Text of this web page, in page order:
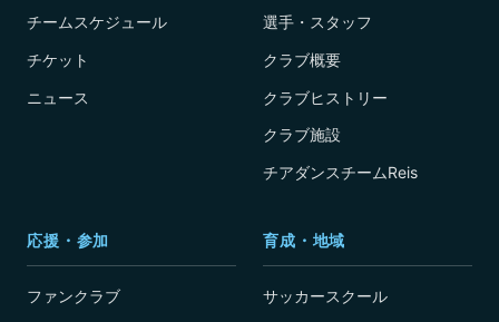
チームスケジュール
チケット
ニュース
選手・スタッフ
クラブ概要
クラブヒストリー
クラブ施設
チアダンスチームReis
応援・参加
ファンクラブ
育成・地域
サッカースクール